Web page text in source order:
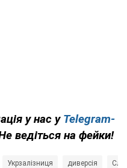
у нас у Telegram-
ведіться на фейки!
Укрзалізниця диверсія